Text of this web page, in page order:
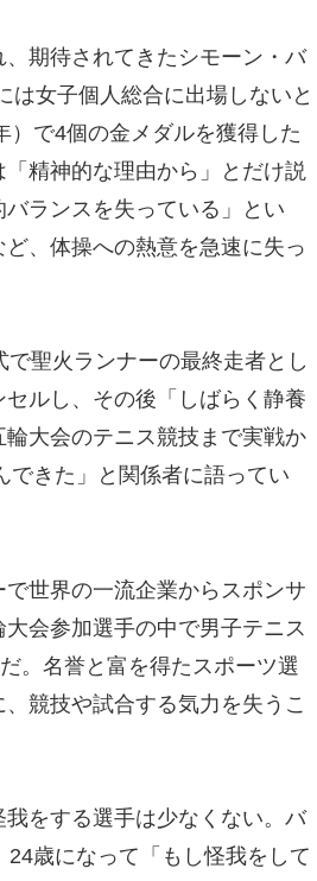
期待されてきたシモーン・バ
は女子個人総合に出場しないと
で4個の金メダルを獲得した
精神的な理由から」とだけ説
ランスを失っている」とい
、体操への熱意を急速に失っ
聖火ランナーの最終走者とし
ルし、その後「しばらく静養
大会のテニス競技まで実戦か
できた」と関係者に語ってい
世界の一流企業からスポンサ
会参加選手の中で男子テニス
。名誉と富を得たスポーツ選
競技や試合する気力を失うこ
をする選手は少なくない。バ
歳になって「もし怪我をして